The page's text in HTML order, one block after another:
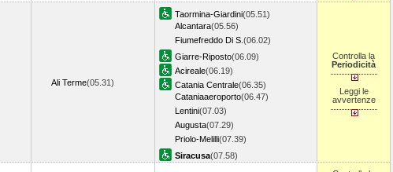
Ali Terme(05.31)
Taormina-Giardini(05.51)
Alcantara(05.56)
Fiumefreddo Di S. (06.02)
Giarre-Riposto(06.09)
Acireale(06.19)
Catania Centrale(06.35)
Cataniaaeroporto(06.47)
Lentini(07.03)
Augusta(07.29)
Priolo-Melilli(07.39)
Siracusa(07.58)
Controlla la
Periodicità
Leggi le
avvertenze